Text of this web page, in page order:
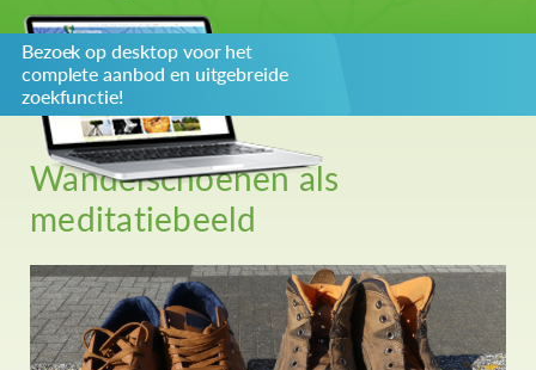
Over ons
Privacybeleid
Redactiestatuut
log in
Bezoek op desktop voor het
complete aanbod en uitgebreide
zoekfunctie!
Wandelschoenen als
meditatiebeeld